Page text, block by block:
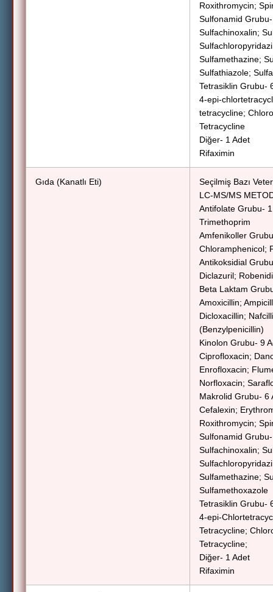
Roxithromycin;
Sulfonamid
Sulfachinoxalin;
Sulfamethazine;
Sulfathiazole;
Tetrasiklin Grubu-
4-epi-
tetracycline;
Tetracycline
Diğer- 1 Adet
Rifaximin
Gıda (Kanatlı Eti)
Seçilmiş Bazı
LC-MS/MS
Antifolate Grubu-
Trimethoprim
Amfenikoller
Chloramphenicol;
Antikoksidial
Diclazuril;
Beta Laktam
Amoxicillin;
Dicloxacillin;
(Benzylpenicillin)
Kinolon Grubu- 9
Ciprofloxacin;
Enrofloxacin;
Norfloxacin;
Makrolid Grubu- 6
Cefalexin;
Roxithromycin;
Sulfonamid
Sulfachinoxalin;
Sulfamethazine;
Sulfamethoxazole
Tetrasiklin Grubu-
4-epi-
Tetracycline;
Tetracycline;
Diğer- 1 Adet
Rifaximin